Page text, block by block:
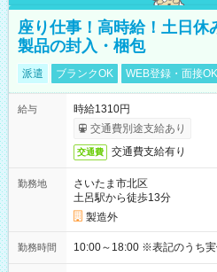
座り仕事！高時給！土日休
製品の封入・梱包
派遣 ブランクOK WEB登録・面接OK
給与
時給1310円
交通費別途支給あり
交通費 交通費支給有り
勤務地
さいたま市北区
土呂駅から徒歩13分
製造外
勤務時間 10:00～18:00 ※表記の